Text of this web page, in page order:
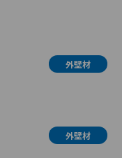
外壁材
外壁材